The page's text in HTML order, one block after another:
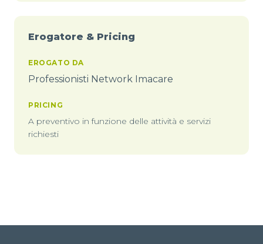
Erogatore & Pricing
EROGATO DA
Professionisti Network Imacare
PRICING
A preventivo in funzione delle attività e servizi
richiesti